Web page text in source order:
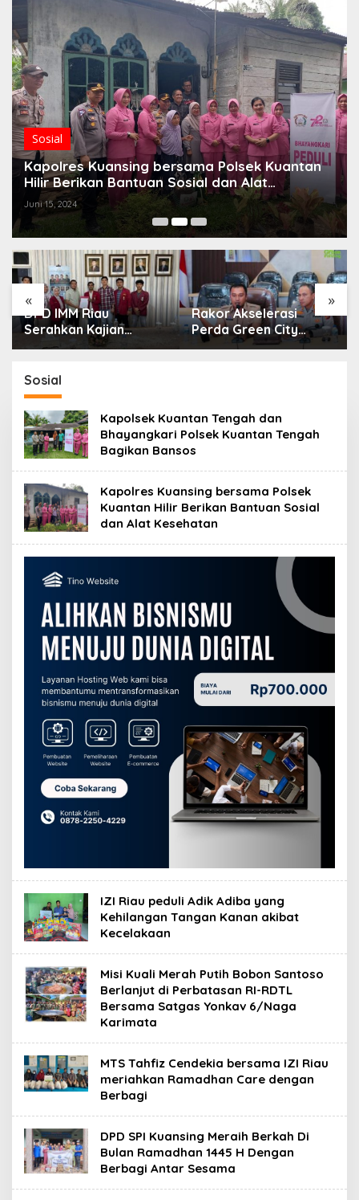
Sosial
Kapolres Kuansing bersama Polsek Kuantan
Hilir Berikan Bantuan Sosial dan Alat
Kesehatan
Juni 15, 2024
« »
DPD IMM Riau
Serahkan Kajian
Akademik kepada DPD
Keadilan bagi Provinsi
Riau
Rakor Akselerasi
Perda Green City
(Perda Lingkungan)
Kota Pekanbaru dan
Tim Pakar
Sosial
Kapolsek Kuantan Tengah dan
Bhayangkari Polsek Kuantan Tengah
Bagikan Bansos
Kapolres Kuansing bersama Polsek
Kuantan Hilir Berikan Bantuan Sosial
dan Alat Kesehatan
IZI Riau peduli Adik Adiba yang
Kehilangan Tangan Kanan akibat
Kecelakaan
Misi Kuali Merah Putih Bobon Santoso
Berlanjut di Perbatasan RI-RDTL
Bersama Satgas Yonkav 6/Naga
Karimata
MTS Tahfiz Cendekia bersama IZI Riau
meriahkan Ramadhan Care dengan
Berbagi
DPD SPI Kuansing Meraih Berkah Di
Bulan Ramadhan 1445 H Dengan
Berbagi Antar Sesama